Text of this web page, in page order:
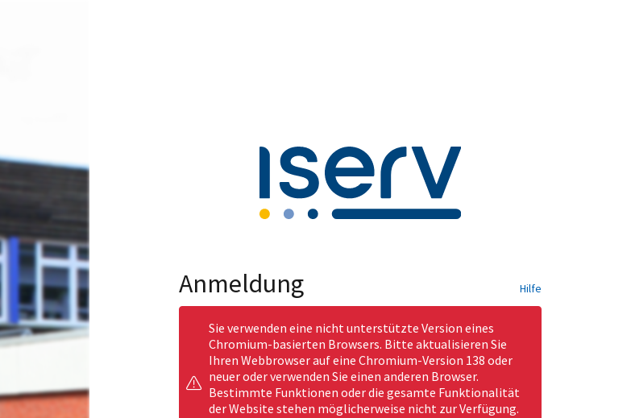
Anmeldung Hilfe
Sie verwenden eine nicht unterstützte Version eines
Chromium-basierten Browsers. Bitte aktualisieren Sie
Ihren Webbrowser auf eine Chromium-Version 138 oder
neuer oder verwenden Sie einen anderen Browser.
Bestimmte Funktionen oder die gesamte Funktionalität
der Website stehen möglicherweise nicht zur Verfügung.